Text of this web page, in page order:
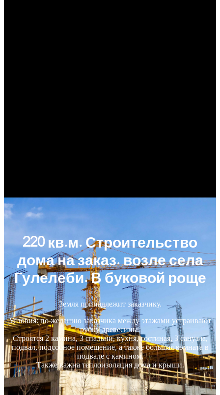
220 кв.м. Строительство
дома на заказ. возле села
Гулелеби. В буковой роще
Земля принадлежит заказчику.
Условия: по желанию заказчика между этажами устраивают
рубку древесины.
Строятся 2 камина, 3 спальни, кухня, гостиная, 3 санузла,
подвал, подсобное помещение, а также большая комната в
подвале с камином.
Также важна теплоизоляция дома и крыши.